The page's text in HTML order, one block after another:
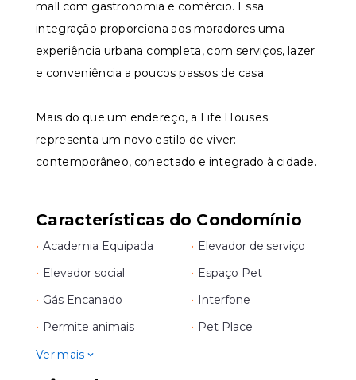
mall com gastronomia e comércio. Essa
integração proporciona aos moradores uma
experiência urbana completa, com serviços, lazer
e conveniência a poucos passos de casa.
Mais do que um endereço, a Life Houses
representa um novo estilo de viver:
contemporâneo, conectado e integrado à cidade.
Características do Condomínio
• Academia Equipada • Elevador de serviço
• Elevador social • Espaço Pet
• Gás Encanado • Interfone
• Permite animais • Pet Place
Ver mais